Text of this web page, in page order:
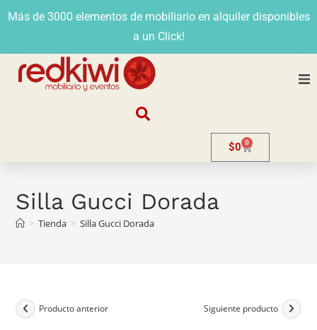
Más de 3000 elementos de mobiliario en alquiler disponibles
a un Click!
Contacto
$0 0
Silla Gucci Dorada
> Tienda > Silla Gucci Dorada
Producto anterior Siguiente producto